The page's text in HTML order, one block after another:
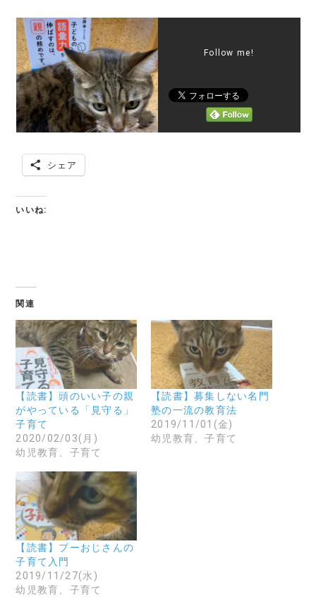
Follow me!
シェア
いいね:
関連
【読書】頭のいい子の親
がやっている「見守る」
子育て
2020/02/03(月)
幼児教育、子育て
【読書】募集しない名門
塾の一流の教育法
2019/11/01(金)
幼児教育、子育て
【読書】プーおじさんの
子育て入門
2019/11/27(水)
幼児教育、子育て